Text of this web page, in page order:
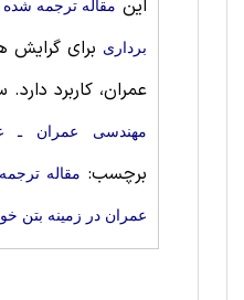
این مقاله ترجمه
برداری برای گرایش
عمران، کاربرد دارد.
مهندسی عمران ـ
برچسب: مقاله
عمران در زمینه بتن